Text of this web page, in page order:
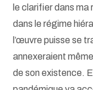
le clarifier dans ma
dans le régime
l’œuvre puisse se
annexeraient
de son existence.